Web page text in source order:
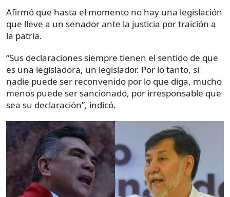
Afirmó que hasta el momento no hay una legislación
que lleve a un senador ante la justicia por traición a
la patria.
“Sus declaraciones siempre tienen el sentido de que
es una legisladora, un legislador. Por lo tanto, si
nadie puede ser reconvenido por lo que diga, mucho
menos puede ser sancionado, por irresponsable que
sea su declaración”, indicó.